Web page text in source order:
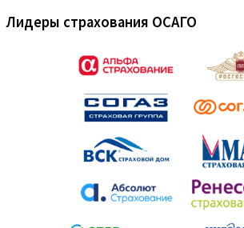
Лидеры страхования ОСАГО